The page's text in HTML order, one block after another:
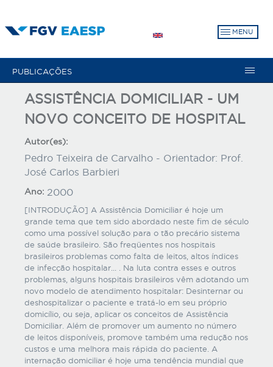
para
MENU
PUBLICAÇÕES
ASSISTÊNCIA DOMICILIAR - UM
NOVO CONCEITO DE HOSPITAL
Autor(es):
Pedro Teixeira de Carvalho - Orientador: Prof.
José Carlos Barbieri
Ano: 2000
[INTRODUÇÃO] A Assistência Domiciliar é hoje um
grande tema que tem sido abordado neste fim de século
como uma possível solução para o tão precário sistema
de saúde brasileiro. São freqüentes nos hospitais
brasileiros problemas como falta de leitos, altos índices
de infecção hospitalar... . Na luta contra esses e outros
problemas, alguns hospitais brasileiros vêm adotando um
novo modelo de atendimento hospitalar: Desinternar ou
deshospitalizar o paciente e tratá-lo em seu próprio
domicílio, ou seja, aplicar os conceitos de Assistência
Domiciliar. Além de promover um aumento no número
de leitos disponíveis, promove também uma redução nos
custos e uma melhora mais rápida do paciente. A
internação domiciliar é hoje uma tendência mundial que